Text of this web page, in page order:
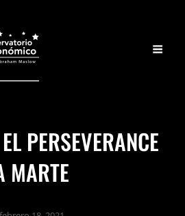
PERSEVERANCE
MARTE